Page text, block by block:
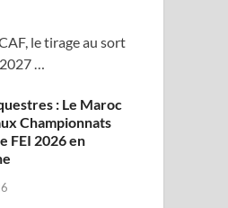
le tirage au sort
…
: Le Maroc
Championnats
FEI 2026 en